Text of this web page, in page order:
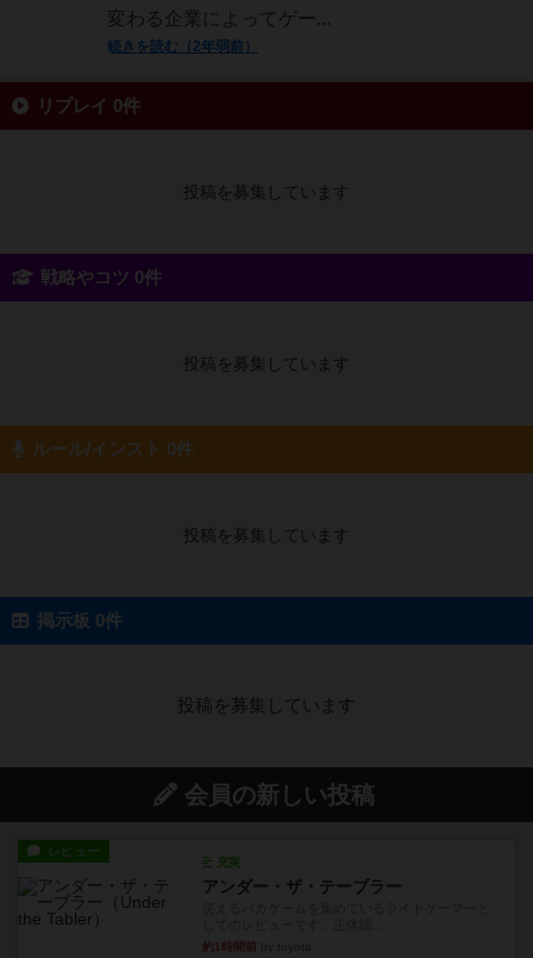
変わる企業によってゲー...
続きを読む（2年弱前）
リプレイ 0件
投稿を募集しています
戦略やコツ 0件
投稿を募集しています
ルール/インスト 0件
投稿を募集しています
掲示板 0件
投稿を募集しています
会員の新しい投稿
レビュー
充実
アンダー・ザ・テーブラー
約1時間前